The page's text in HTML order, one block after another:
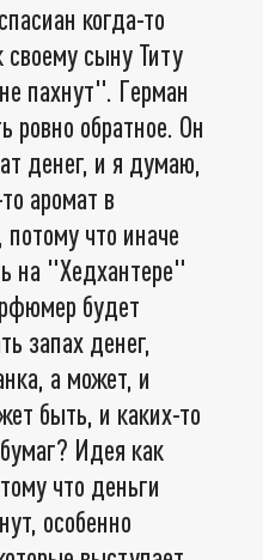
когда-то
своему сыну Титу
пахнут". Герман
ровно обратное. Он
денег, и я думаю,
аромат в
потому что иначе
на "Хедхантере"
будет
запах денег,
а может, и
быть, и каких-то
Идея как
что деньги
особенно